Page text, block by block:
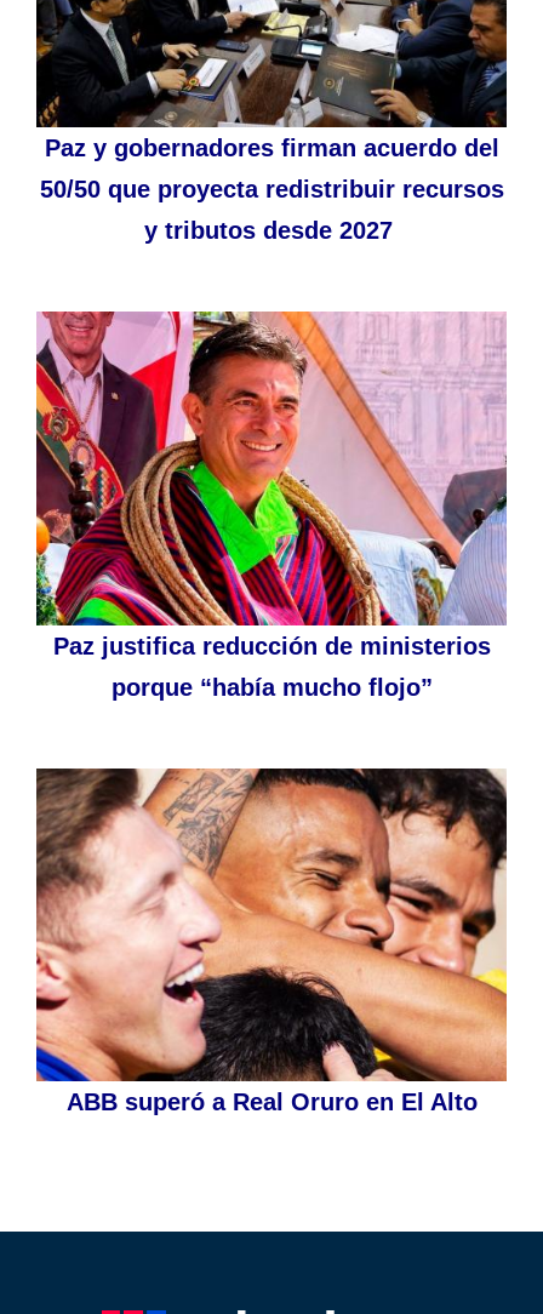
Paz y gobernadores firman acuerdo del
50/50 que proyecta redistribuir recursos
y tributos desde 2027
Paz justifica reducción de ministerios
porque “había mucho flojo”
ABB superó a Real Oruro en El Alto